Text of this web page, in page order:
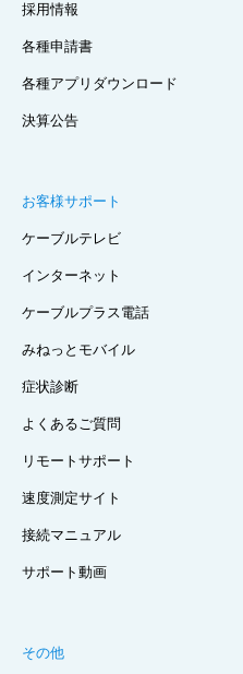
採用情報
各種申請書
各種アプリダウンロード
決算公告
お客様サポート
ケーブルテレビ
インターネット
ケーブルプラス電話
みねっとモバイル
症状診断
よくあるご質問
リモートサポート
速度測定サイト
接続マニュアル
サポート動画
その他